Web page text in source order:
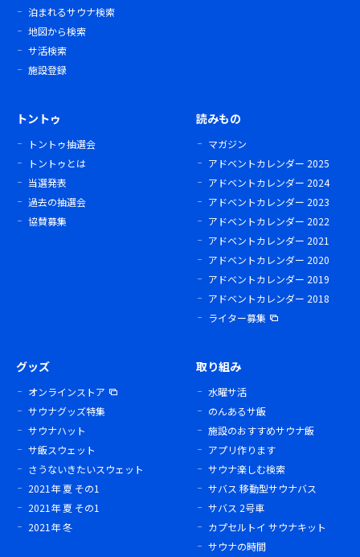
泊まれるサウナ検索
地図から検索
サ活検索
施設登録
トントゥ
トントゥ抽選会
トントゥとは
当選発表
過去の抽選会
協賛募集
読みもの
マガジン
アドベントカレンダー 2025
アドベントカレンダー 2024
アドベントカレンダー 2023
アドベントカレンダー 2022
アドベントカレンダー 2021
アドベントカレンダー 2020
アドベントカレンダー 2019
アドベントカレンダー 2018
ライター募集
グッズ
オンラインストア
サウナグッズ特集
サウナハット
サ飯スウェット
さうないきたいスウェット
2021年 夏 その1
2021年 夏 その1
2021年 冬
取り組み
水曜サ活
のんあるサ飯
施設のおすすめサウナ飯
アプリ作ります
サウナ楽しむ検索
サバス 移動型サウナバス
サバス 2号車
カプセルトイ サウナキット
サウナの時間